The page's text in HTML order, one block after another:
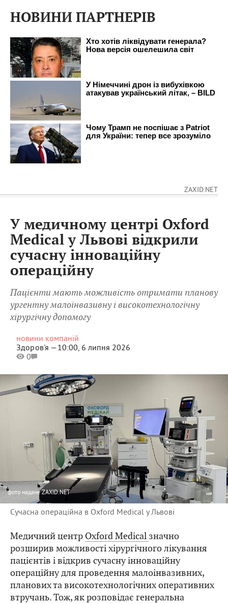
НОВИНИ ПАРТНЕРІВ
ZAXID.NET
У медичному центрі Oxford
Medical у Львові відкрили
сучасну інноваційну
операційну
Пацієнти мають можливість отримати планову
ургентну малоінвазивну і високотехнологічну
хірургічну допомогу
новини компаній
Здоров'я —10:00, 6 липня 2026
0
фото надане ZAXID.NET
Сучасна операційна в Oxford Medical у Львові
Медичний центр Oxford Medical значно
розширив можливості хірургічного лікування
пацієнтів і відкрив сучасну інноваційну
операційну для проведення малоінвазивних,
планових та високотехнологічних оперативних
втручань. Тож, як розповідає генеральна